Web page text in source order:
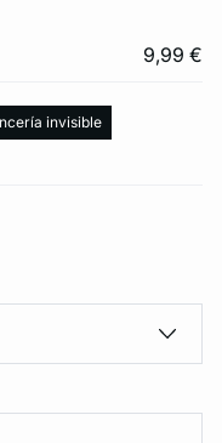
9,99 €
invisible